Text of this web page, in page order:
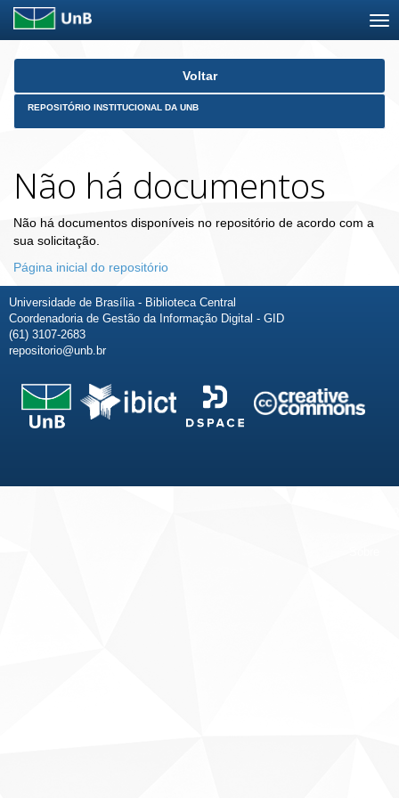
Skip
Voltar
REPOSITÓRIO INSTITUCIONAL DA UNB
Não há documentos
Não há documentos disponíveis no repositório de acordo com a
sua solicitação.
Página inicial do repositório
Universidade de Brasília - Biblioteca Central
Coordenadoria de Gestão da Informação Digital - GID
(61) 3107-2683
repositorio@unb.br